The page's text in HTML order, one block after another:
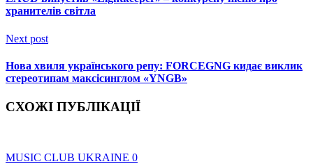
хранителів світла
Next post
Нова хвиля українського репу: FORCEGNG кидає виклик
стереотипам максісинглом «YNGB»
СХОЖІ ПУБЛІКАЦІЇ
MUSIC CLUB UKRAINE 0